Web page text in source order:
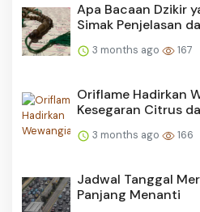
Apa Bacaan Dzikir
Simak Penjelasan
3 months ago 167
Oriflame Hadirkan
Kesegaran Citrus
3 months ago 166
Jadwal Tanggal
Panjang Menanti